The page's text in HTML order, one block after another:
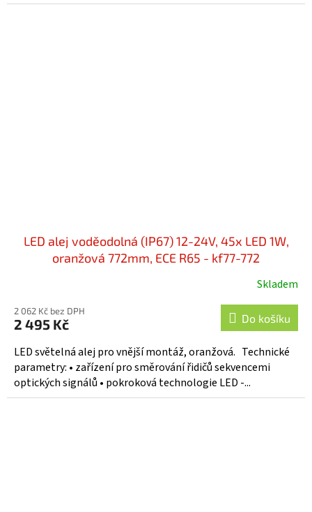
LED alej voděodolná (IP67) 12-24V, 45x LED 1W,
oranžová 772mm, ECE R65 - kf77-772
Skladem
2 062 Kč bez DPH
2 495 Kč Do košíku
LED světelná alej pro vnější montáž, oranžová. Technické
parametry: • zařízení pro směrování řidičů sekvencemi
optických signálů • pokroková technologie LED -...